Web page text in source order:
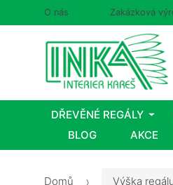
O nás Zakázková
DŘEVĚNÉ REGÁLY
BLOG
AKCE
Domů Výška